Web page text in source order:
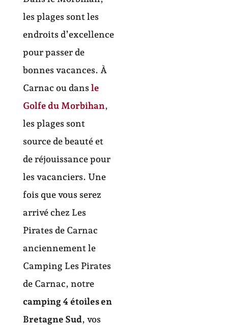
les plages sont les
endroits d’excellence
pour passer de
bonnes vacances. À
Carnac ou dansle
Golfe du Morbihan,
les plages sont
source de beauté et
de réjouissance pour
les vacanciers. Une
fois que vous serez
arrivé chez Les
Pirates de Carnac
anciennement le
Camping Les Pirates
de Carnac, notre
camping 4 étoiles en
Bretagne Sud, vos